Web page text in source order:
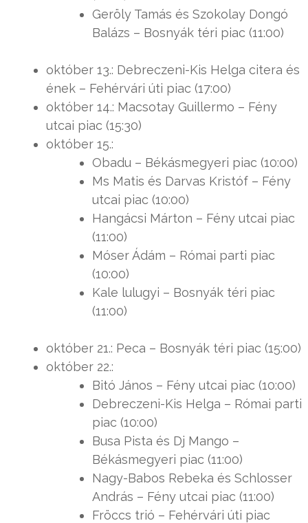
Geröly Tamás és Szokolay Dongó
Balázs – Bosnyák téri piac (11:00)
október 13.: Debreczeni-Kis Helga citera és
ének – Fehérvári úti piac (17:00)
október 14.: Macsotay Guillermo – Fény
utcai piac (15:30)
október 15.:
Obadu – Békásmegyeri piac (10:00)
Ms Matis és Darvas Kristóf – Fény
utcai piac (10:00)
Hangácsi Márton – Fény utcai piac
(11:00)
Móser Ádám – Római parti piac
(10:00)
Kale lulugyi – Bosnyák téri piac
(11:00)
október 21.: Peca – Bosnyák téri piac (15:00)
október 22.:
Bitó János – Fény utcai piac (10:00)
Debreczeni-Kis Helga – Római parti
piac (10:00)
Busa Pista és Dj Mango –
Békásmegyeri piac (11:00)
Nagy-Babos Rebeka és Schlosser
András – Fény utcai piac (11:00)
Fröccs trió – Fehérvári úti piac